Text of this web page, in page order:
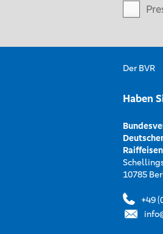
Der BVR
Haben
10785
+49